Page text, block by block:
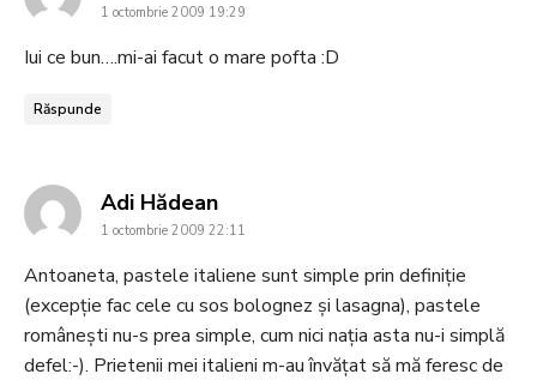
1 octombrie 2009 19:29
Iui ce bun….mi-ai facut o mare pofta :D
Răspunde
Adi Hădeansays:
1 octombrie 2009 22:11
Antoaneta, pastele italiene sunt simple prin definiție
(excepție fac cele cu sos bolognez și lasagna), pastele
românești nu-s prea simple, cum nici nația asta nu-i simplă
defel:-). Prietenii mei italieni m-au învățat să mă feresc de